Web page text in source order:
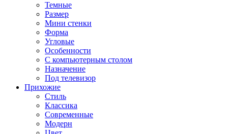
Темные
Размер
Мини стенки
Форма
Угловые
Особенности
С компьютерным столом
Назначение
Под телевизор
Прихожие
Стиль
Классика
Современные
Модерн